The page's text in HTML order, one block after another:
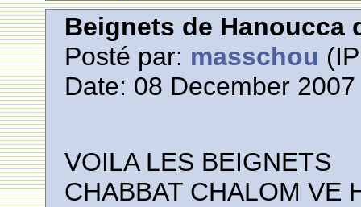
Beignets de Hanoucca
Posté par: masschou
Date: 08 December
VOILA LES BEIGNETS
CHABBAT CHALOM VE